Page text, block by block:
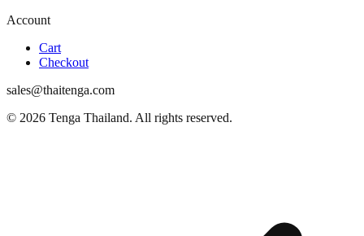
Account
Cart
Checkout
sales@thaitenga.com
© 2026 Tenga Thailand. All rights reserved.